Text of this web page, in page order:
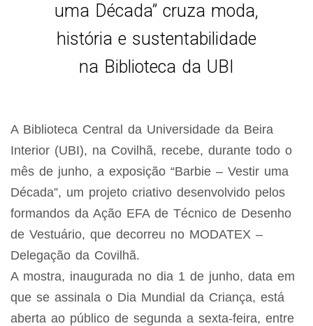
uma Década” cruza moda,
história e sustentabilidade
na Biblioteca da UBI
A Biblioteca Central da Universidade da Beira
Interior (UBI), na Covilhã, recebe, durante todo o
mês de junho, a exposição “Barbie – Vestir uma
Década”, um projeto criativo desenvolvido pelos
formandos da Ação EFA de Técnico de Desenho
de Vestuário, que decorreu no MODATEX –
Delegação da Covilhã.
A mostra, inaugurada no dia 1 de junho, data em
que se assinala o Dia Mundial da Criança, está
aberta ao público de segunda a sexta-feira, entre